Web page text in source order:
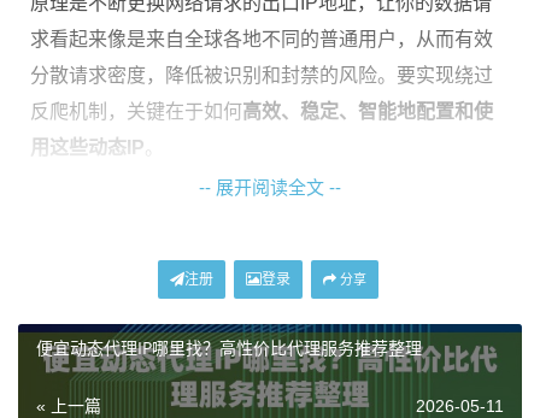
求看起来像是来自全球各地不同的普通用户，从而有效
分散请求密度，降低被识别和封禁的风险。要实现绕过
反爬机制，关键在于如何高效、稳定、智能地配置和使
用这些动态IP
不是所有的代理IP都适合用于应对反爬虫。你需要根据
以下几点：
IP类型：
数据中心IP成本低、速度快，但容易被一些高
-- 展开阅读全文 --
注册 登录 分享
便宜动态代理IP哪里找？高性价比代理服务推荐整理
« 上一篇 2026-05-11